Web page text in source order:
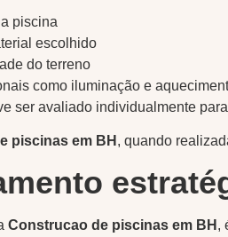
piscina
escolhido
do terreno
como iluminação e
ser avaliado individualmente
piscinas em BH , quando
Construcao de piscinas em BH ,